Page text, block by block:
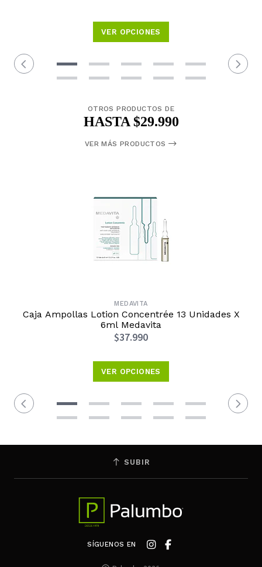
VER OPCIONES
OTROS PRODUCTOS DE
HASTA $29.990
VER MÁS PRODUCTOS
MEDAVITA
Caja Ampollas Lotion Concentrée 13 Unidades X
6ml Medavita
$37.990
VER OPCIONES
SUBIR
SÍGUENOS EN